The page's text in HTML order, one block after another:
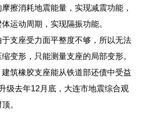
擦消耗地震能量，实现减震功能，
运动周期，实现隔振功能。
支座受力面平整度不够，所以无法
变形，只能测量支座的局部变形。
筑橡胶支座能从铁道部还债中受益
级去年12月底，大连市地震综合观
。